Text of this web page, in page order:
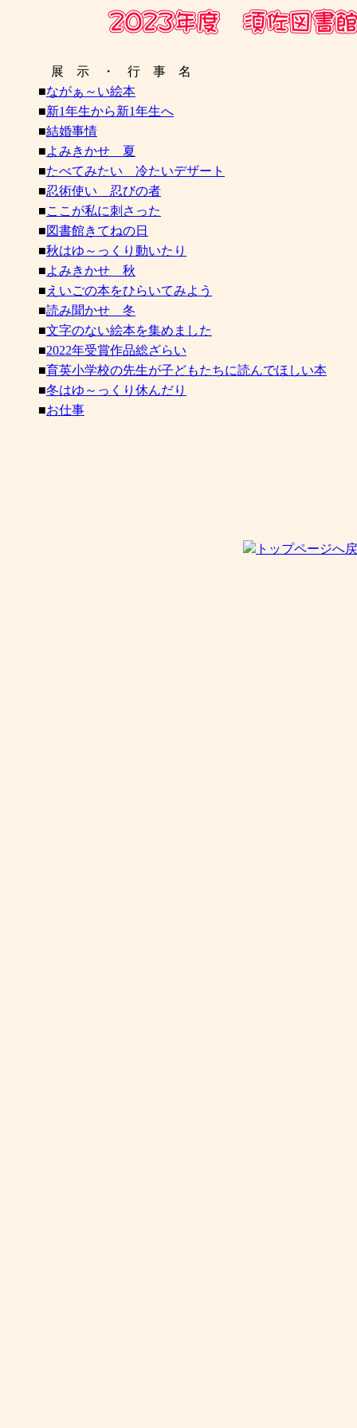
展 示 ・ 行 事 名
■ながぁ～い絵本
■新1年生から新1年生へ
■結婚事情
■よみきかせ 夏
■たべてみたい 冷たいデザート
■忍術使い 忍びの者
■ここが私に刺さった
■図書館きてねの日
■秋はゆ～っくり動いたり
■よみきかせ 秋
■ えいごの本をひらいてみよう
■読み聞かせ 冬
■文字のない絵本を集めました
■2022年受賞作品総ざらい
■育英小学校の先生が子どもたちに読んでほしい本
■冬はゆ～っくり休んだり
■お仕事
トップページへ